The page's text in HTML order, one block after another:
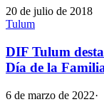
20 de julio de 2018
Tulum
DIF Tulum
Día de la
6 de marzo de 2022·